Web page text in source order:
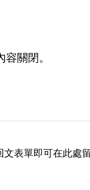
關閉。
文表單即可在此處